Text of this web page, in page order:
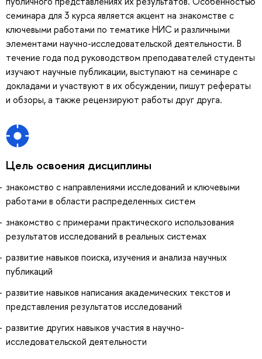
семинара для 3 курса является акцент на знакомстве с
ключевыми работами по тематике НИС и различными
элементами научно-исследовательской деятельности. В
течение года под руководством преподавателей студенты
изучают научные публикации, выступают на семинаре с
докладами и участвуют в их обсуждении, пишут рефераты
и обзоры, а также рецензируют работы друг друга.
Цель освоения дисциплины
знакомство с направлениями исследований и ключевыми
работами в области распределенных систем
знакомство с примерами практического использования
результатов исследований в реальных системах
развитие навыков поиска, изучения и анализа научных
публикаций
развитие навыков написания академических текстов и
представления результатов исследований
развитие других навыков участия в научно-
исследовательской деятельности